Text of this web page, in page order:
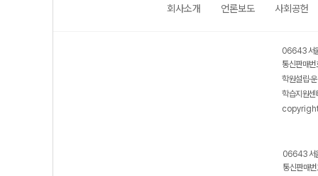
회사소개 언론보도 사회공헌
06643 서
통신판매
학원설립·
학습지원
06643 서
통신판매